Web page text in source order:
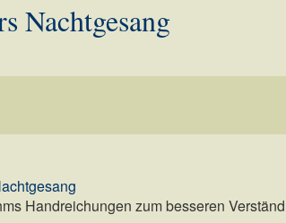
Nachtgesang
Handreichungen zum besseren